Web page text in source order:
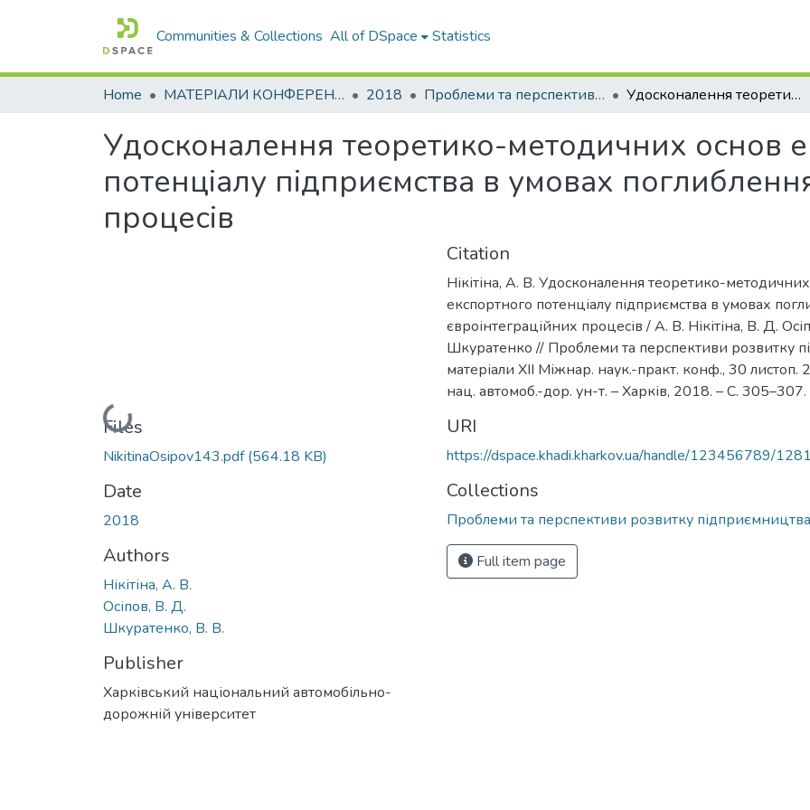
Communities & Collections All of DSpace Statistics
Home МАТЕРІАЛИ КОНФЕРЕНЦІЙ 2018 Проблеми та перспективи розвитку підприємництва Удосконалення теоретико-методичних основ експортного потенціалу підприємства в умовах поглиблення євроінтеграційних процесів
Удосконалення теоретико-методичних основ
потенціалу підприємства в умовах
процесів
Loading...
Files
NikitinaOsipov143.pdf(564.18 KB)
Date
2018
Authors
Нікітіна, А. В.
Осіпов, В. Д.
Шкуратенко, В. В.
Publisher
Харківський національний автомобільно-
дорожній університет
Citation
Нікітіна, А. В. Удосконалення теоретико-
експортного потенціалу підприємства в умовах
євроінтеграційних процесів / А. В. Нікітіна, В. Д.
Шкуратенко // Проблеми та перспективи розвитку
матеріали XII Міжнар. наук.-практ. конф., 30 листоп.
нац. автомоб.-дор. ун-т. – Харків, 2018. – С. 305–307.
URI
https://dspace.khadi.kharkov.ua/handle/123456789/
Collections
Проблеми та перспективи розвитку підприємництва
Full item page